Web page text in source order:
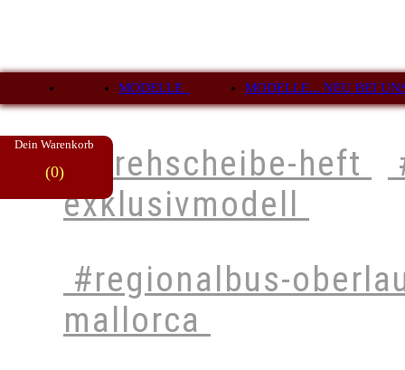
MODELLE MODELLE... NEU BEI
Dein Warenkorb
(0)#drehscheibe-heft
exklusivmodell
#regionalbus-
mallorca